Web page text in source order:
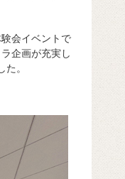
会イベントで
企画が充実し
。